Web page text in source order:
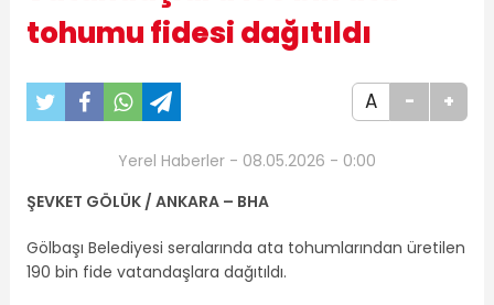
tohumu fidesi dağıtıldı
A - +
Yerel Haberler - 08.05.2026 - 0:00
ŞEVKET GÖLÜK / ANKARA – BHA
Gölbaşı Belediyesi seralarında ata tohumlarından üretilen
190 bin fide vatandaşlara dağıtıldı.